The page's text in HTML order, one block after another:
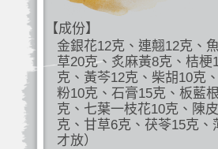
【成份】
金銀花12克、連翹12克、
草20克、炙麻黃8克、桔梗
克、黃芩12克、柴胡10克
粉10克、石膏15克、板藍
克、七葉一枝花10克、陳
克、甘草6克、茯苓15克、
才放）